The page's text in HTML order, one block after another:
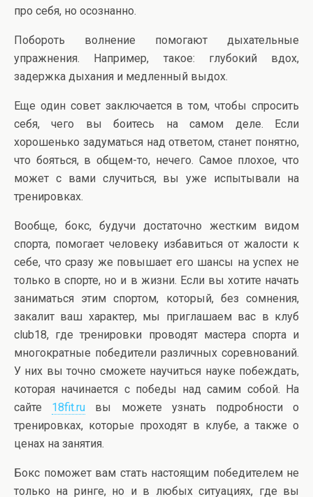
про себя, но осознанно.
Побороть волнение помогают дыхательные
упражнения. Например, такое: глубокий вдох,
задержка дыхания и медленный выдох.
Еще один совет заключается в том, чтобы спросить
себя, чего вы боитесь на самом деле. Если
хорошенько задуматься над ответом, станет понятно,
что бояться, в общем-то, нечего. Самое плохое, что
может с вами случиться, вы уже испытывали на
тренировках.
Вообще, бокс, будучи достаточно жестким видом
спорта, помогает человеку избавиться от жалости к
себе, что сразу же повышает его шансы на успех не
только в спорте, но и в жизни. Если вы хотите начать
заниматься этим спортом, который, без сомнения,
закалит ваш характер, мы приглашаем вас в клуб
club18, где тренировки проводят мастера спорта и
многократные победители различных соревнований.
У них вы точно сможете научиться науке побеждать,
которая начинается с победы над самим собой. На
сайте 18fit.ru вы можете узнать подробности о
тренировках, которые проходят в клубе, а также о
ценах на занятия.
Бокс поможет вам стать настоящим победителем не
только на ринге, но и в любых ситуациях, где вы